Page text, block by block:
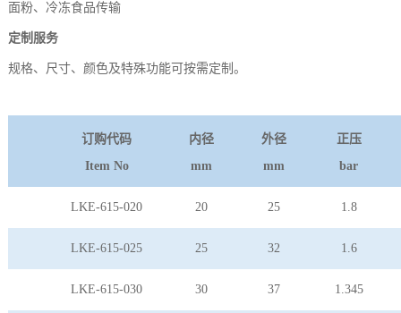
面粉、冷冻食品传输
定制服务
规格、尺寸、颜色及特殊功能可按需定制。
订购代码
Item No
内径
mm
外径
mm
正压
bar
LKE-615-020 20 25 1.8
LKE-615-025 25 32 1.6
LKE-615-030 30 37 1.345